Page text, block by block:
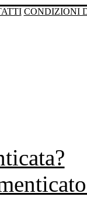
CONDIZIONI